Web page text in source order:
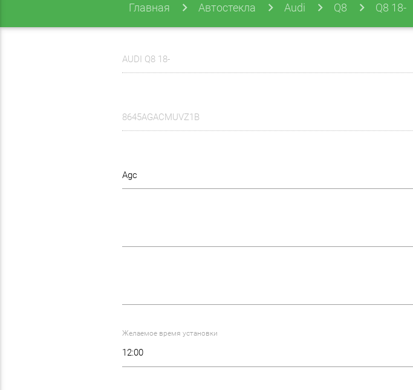
Главная Автостекла Audi Q8 Q8 18-
Желаемое время установки